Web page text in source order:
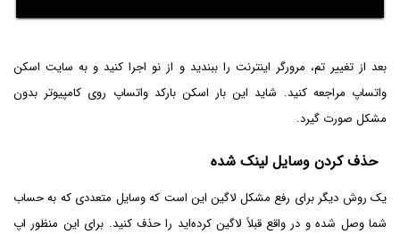
بعد از تغییر تم، مرورگر اینترنت را ببندید و از نو اجرا کنید و به سایت اسکن
واتساپ مراجعه کنید. شاید این بار اسکن بارکد واتساپ روی کامپیوتر بدون
مشکل صورت گیرد.
حذف کردن وسایل لینک شده
یک روش دیگر برای رفع مشکل لاگین این است که وسایل متعددی که به حساب
شما وصل شده و در واقع قبلاً لاگین کرده‌اید را حذف کنید. برای این منظور اپ